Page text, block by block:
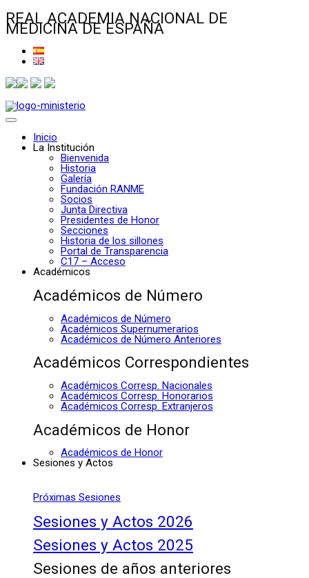
REAL ACADEMIA NACIONAL DE
MEDICINA DE ESPAÑA
Inicio
La Institución
Bienvenida
Historia
Galería
Fundación RANME
Socios
Junta Directiva
Presidentes de Honor
Secciones
Historia de los sillones
Portal de Transparencia
C17 – Acceso
Académicos
Académicos de Número
Académicos de Número
Académicos Supernumerarios
Académicos de Número Anteriores
Académicos Correspondientes
Académicos Corresp. Nacionales
Académicos Corresp. Honorarios
Académicos Corresp. Extranjeros
Académicos de Honor
Académicos de Honor
Sesiones y Actos
Próximas Sesiones
Sesiones y Actos 2026
Sesiones y Actos 2025
Sesiones de años anteriores